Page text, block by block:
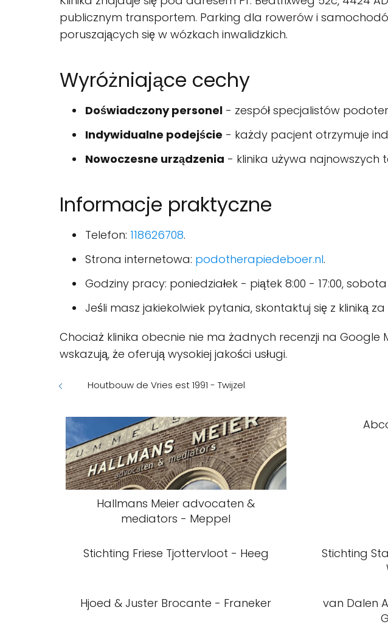
publicznym transportem. Parking dla rowerów i
poruszających się w wózkach inwalidzkich.
Wyróżniające cechy
Doświadczony personel - zespół specjalistów
Indywidualne podejście - każdy pacjent otrzymuje
Nowoczesne urządzenia - klinika używa najnowszych
Informacje praktyczne
Telefon: 118626708.
Strona internetowa: podotherapiedeboer.nl.
Godziny pracy: poniedziałek - piątek 8:00 - 17:00, sobota
Jeśli masz jakiekolwiek pytania, skontaktuj się z
Chociaż klinika obecnie nie ma żadnych recenzji na
wskazują, że oferują wysokiej jakości usługi.
Houtbouw de Vries est 1991 - Twijzel
Hallmans Meier advocaten &
mediators - Meppel
Stichting Friese Tjottervloot - Heeg
Stichting
Hjoed & Juster Brocante - Franeker
van Dalen